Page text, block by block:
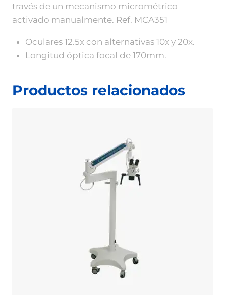
través de un mecanismo micrométrico
activado manualmente. Ref. MCA351
Oculares 12.5x con alternativas 10x y 20x.
Longitud óptica focal de 170mm.
Productos relacionados